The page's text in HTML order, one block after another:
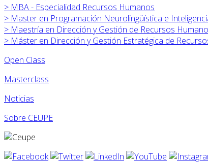
> MBA - Especialidad Recursos Humanos
> Master en Programación Neurolingüística e
> Maestría en Dirección y Gestión de Recursos
> Máster en Dirección y Gestión Estratégica de
Open Class
Masterclass
Noticias
Sobre CEUPE